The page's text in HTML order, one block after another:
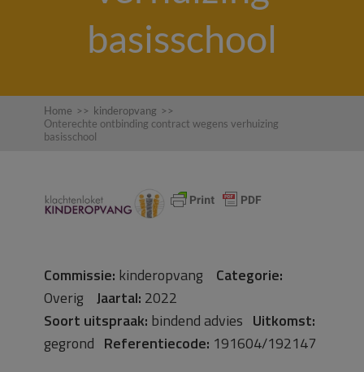
basisschool
Home >> kinderopvang >>
Onterechte ontbinding contract wegens verhuizing
basisschool
Commissie: kinderopvang Categorie:
Overig Jaartal: 2022
Soort uitspraak: bindend advies Uitkomst:
gegrond Referentiecode: 191604/192147